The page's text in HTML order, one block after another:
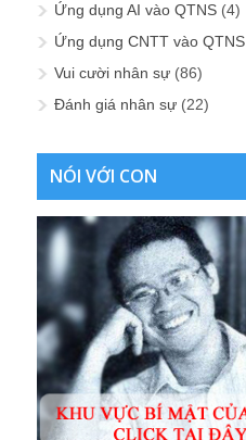
Ứng dụng AI vào QTNS (4)
Ứng dụng CNTT vào QTNS
Vui cười nhân sự (86)
Đánh giá nhân sự (22)
NÓI VỚI CON